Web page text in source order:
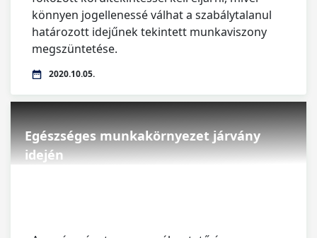
könnyen jogellenessé válhat a szabálytalanul
határozott idejűnek tekintett munkaviszony
megszüntetése.
2020.10.05.
Egészséges munkakörnyezet járvány
idején